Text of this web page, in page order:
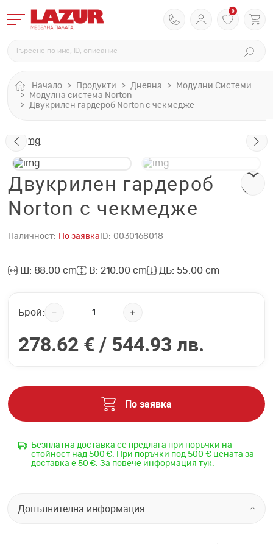
0
Начало Продукти Дневна
Модулни Системи
Модулна система Norton
Двукрилен гардероб Norton с чекмедже
Двукрилен гардероб
Norton с чекмедже
Наличност: По заявка ID: 0030168018
Ш: 88.00 cm В: 210.00 cm ДБ: 55.00 cm
Брой:
278.62 € / 544.93 лв.
По заявка
Безплатна доставка се предлага при поръчки на
стойност над 500 €. При поръчки под 500 € цената за
доставка е 50 €. За повече информация тук.
Допълнителна информация